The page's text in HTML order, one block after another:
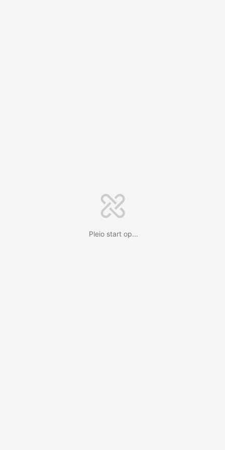
Pleio start op...